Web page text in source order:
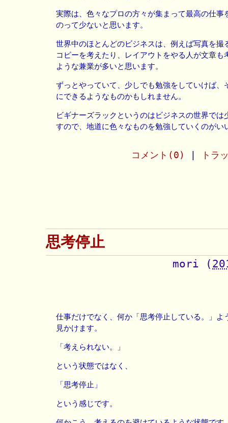
実際は、色々なプロの方々が集まって最高の仕事
のって少ないと思います。
世界中のほとんどのビジネスは、例えば写真を撮
コピーを考えたり、レイアウトをやる人が文章も
ような兼業が多いと思います。
ずっとやっていて、少しでも勉強をしていけば、
にできるようなものかもしれません。
ビギナーズラックというのはビジネスの世界では
すので、地道に色々なものを勉強していくのがい
コメント(0) トラ
思考停止
mori (
仕事だけでなく、何か「思考停止している。」よ
見かけます。
「考えられない。」
という状態ではなく、
「思考停止」
という感じです。